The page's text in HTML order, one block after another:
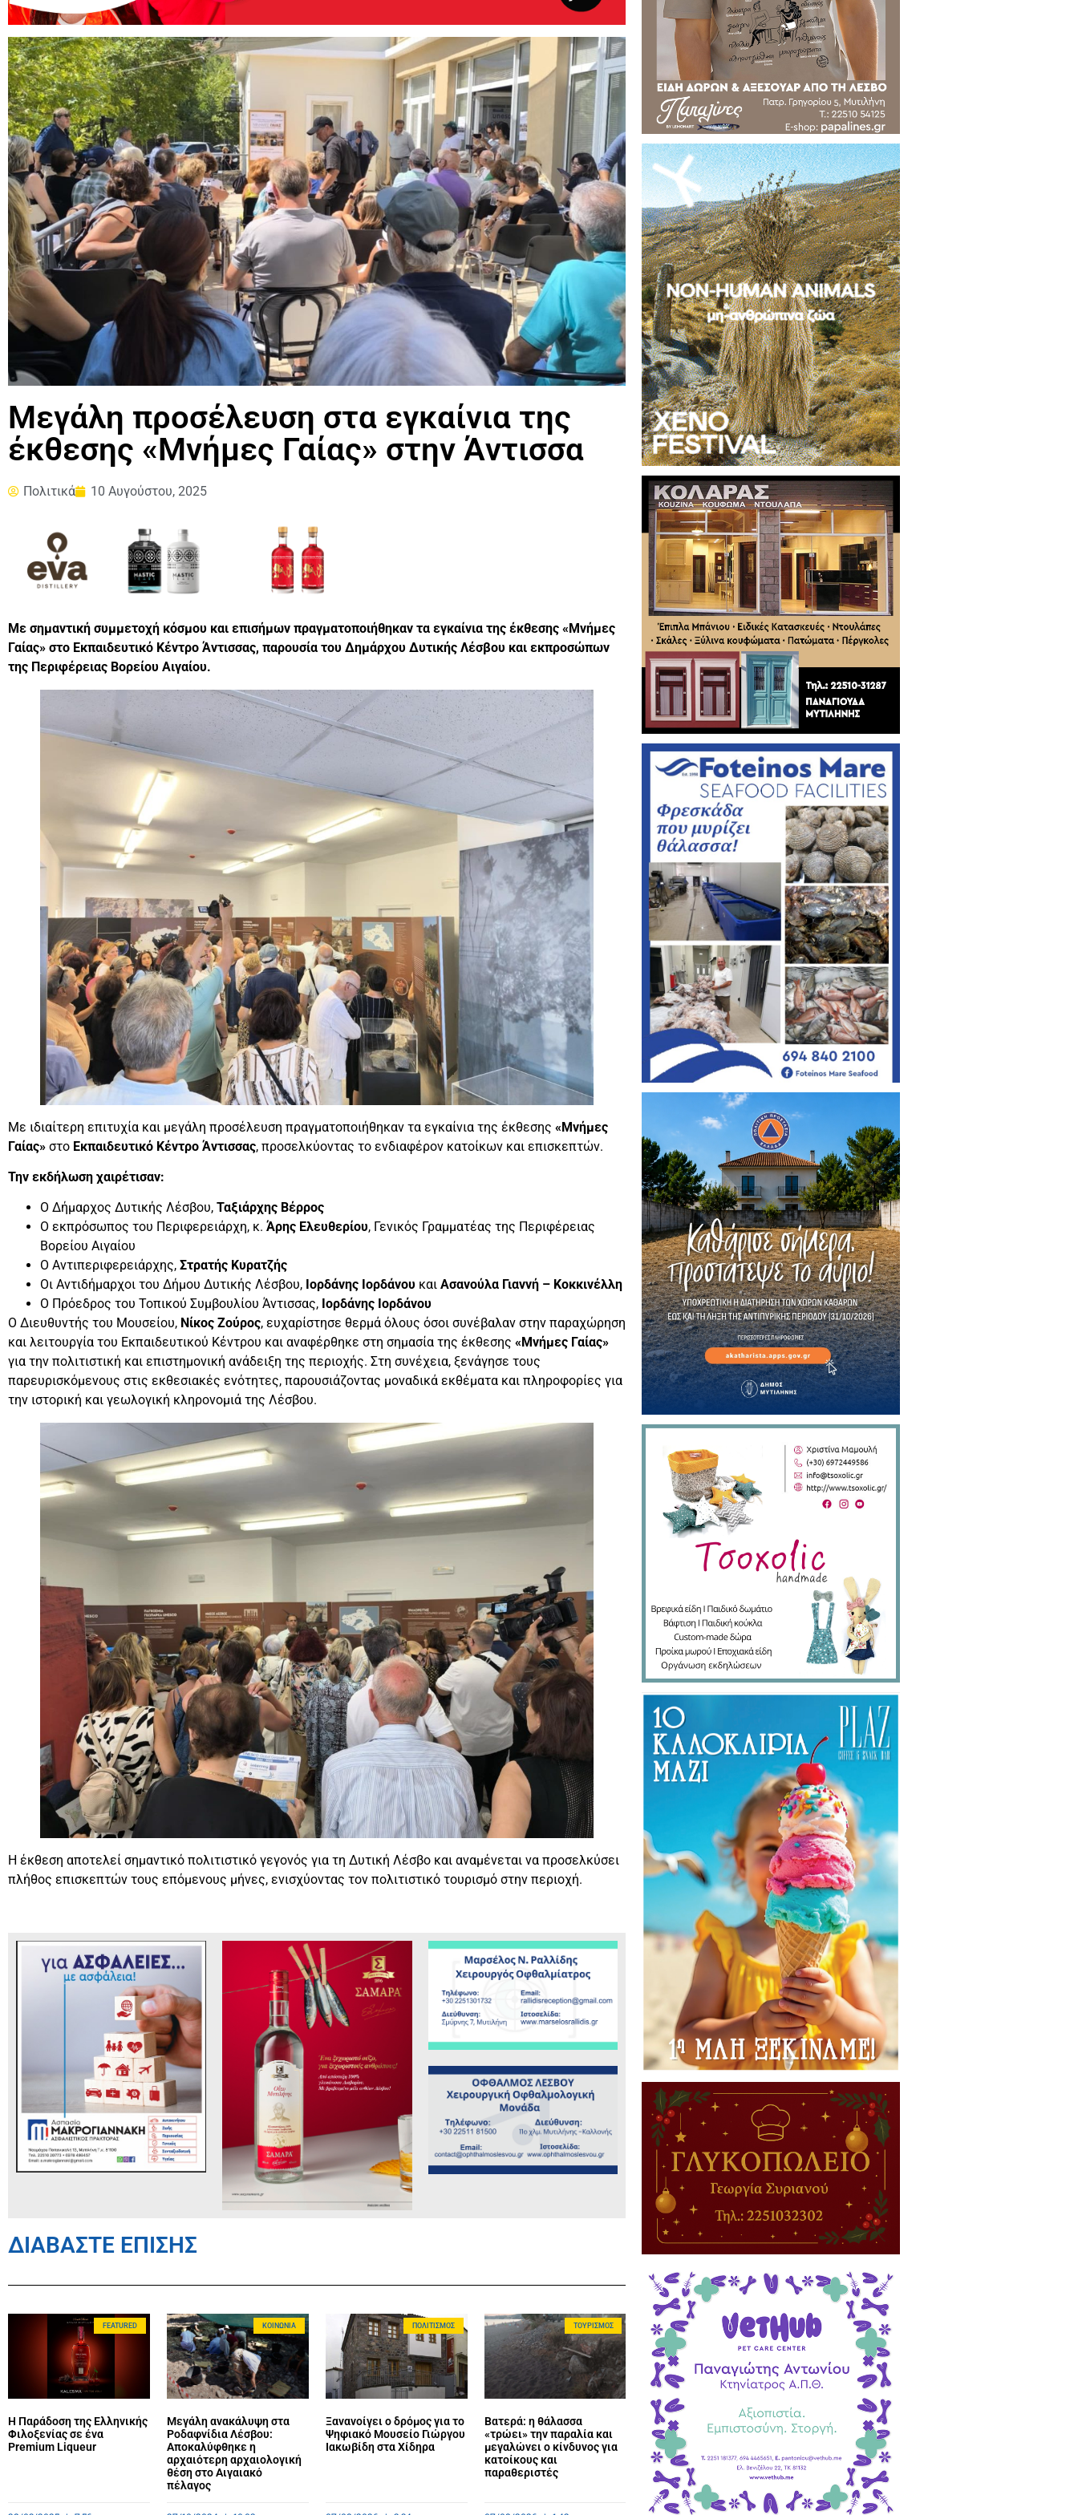
Μεγάλη προσέλευση στα εγκαίνια της
έκθεσης «Μνήμες Γαίας» στην Άντισσα
Πολιτικά 10 Αυγούστου, 2025
Με σημαντική συμμετοχή κόσμου και επισήμων πραγματοποιήθηκαν τα εγκαίνια της έκθεσης «Μνήμες
Γαίας» στο Εκπαιδευτικό Κέντρο Άντισσας, παρουσία του Δημάρχου Δυτικής Λέσβου και εκπροσώπων
της Περιφέρειας Βορείου Αιγαίου.
Με ιδιαίτερη επιτυχία και μεγάλη προσέλευση πραγματοποιήθηκαν τα εγκαίνια της έκθεσης «Μνήμες
Γαίας» στο Εκπαιδευτικό Κέντρο Άντισσας, προσελκύοντας το ενδιαφέρον κατοίκων και επισκεπτών.
Την εκδήλωση χαιρέτισαν:
Ο Δήμαρχος Δυτικής Λέσβου, Ταξιάρχης Βέρρος
Ο εκπρόσωπος του Περιφερειάρχη, κ. Άρης Ελευθερίου, Γενικός Γραμματέας της Περιφέρειας
Βορείου Αιγαίου
Ο Αντιπεριφερειάρχης, Στρατής Κυρατζής
Οι Αντιδήμαρχοι του Δήμου Δυτικής Λέσβου, Ιορδάνης Ιορδάνου και Ασανούλα Γιαννή – Κοκκινέλλη
Ο Πρόεδρος του Τοπικού Συμβουλίου Άντισσας, Ιορδάνης Ιορδάνου
Ο Διευθυντής του Μουσείου, Νίκος Ζούρος, ευχαρίστησε θερμά όλους όσοι συνέβαλαν στην παραχώρηση
και λειτουργία του Εκπαιδευτικού Κέντρου και αναφέρθηκε στη σημασία της έκθεσης «Μνήμες Γαίας»
για την πολιτιστική και επιστημονική ανάδειξη της περιοχής. Στη συνέχεια, ξενάγησε τους
παρευρισκόμενους στις εκθεσιακές ενότητες, παρουσιάζοντας μοναδικά εκθέματα και πληροφορίες για
την ιστορική και γεωλογική κληρονομιά της Λέσβου.
Η έκθεση αποτελεί σημαντικό πολιτιστικό γεγονός για τη Δυτική Λέσβο και αναμένεται να προσελκύσει
πλήθος επισκεπτών τους επόμενους μήνες, ενισχύοντας τον πολιτιστικό τουρισμό στην περιοχή.
ΔΙΑΒΑΣΤΕ ΕΠΙΣΗΣ
FEATURED
Η Παράδοση της Ελληνικής
Φιλοξενίας σε ένα
Premium Liqueur
ΚΟΙΝΩΝΊΑ
Μεγάλη ανακάλυψη στα
Ροδαφνίδια Λέσβου:
Αποκαλύφθηκε η
αρχαιότερη αρχαιολογική
θέση στο Αιγαιακό
πέλαγος
ΠΟΛΙΤΙΣΜΌΣ
Ξανανοίγει ο δρόμος για το
Ψηφιακό Μουσείο Γιώργου
Ιακωβίδη στα Χίδηρα
ΤΟΥΡΙΣΜΌΣ
Βατερά: η θάλασσα
«τρώει» την παραλία και
μεγαλώνει ο κίνδυνος για
κατοίκους και
παραθεριστές